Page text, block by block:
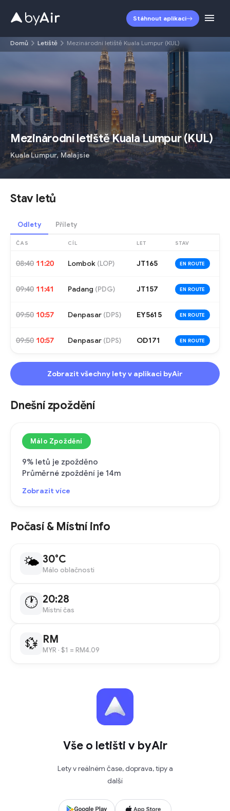
Stáhnout aplikaci
Domů Letiště Mezinárodní letiště Kuala Lumpur (KUL)
KUL
Mezinárodní letiště Kuala Lumpur(KUL)
Kuala Lumpur,Malajsie
Stav letů
Odlety Přílety
ČAS CÍL LET STAV
08:40 11:20 Lombok (LOP) JT165 EN ROUTE
09:40 11:41 Padang (PDG) JT157 EN ROUTE
09:50 10:57 Denpasar (DPS) EY5615 EN ROUTE
09:50 10:57 Denpasar (DPS) OD171 EN ROUTE
Zobrazit všechny lety v aplikaci byAir
Dnešní zpoždění
Málo Zpoždění
9% letů je zpožděno
Průměrné zpoždění je 14m
Zobrazit více
Počasí & Místní info
🌤 30°C
Málo oblačnosti
🕐 20:28
Místní čas
💱 RM
MYR · $1 = RM4.09
Vše o letišti v byAir
Lety v reálném čase, doprava, tipy a
další